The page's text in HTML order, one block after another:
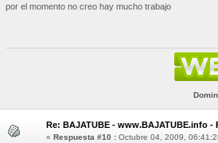
por el momento no creo hay mucho trabajo
Re: BAJATUBE - www.BAJATUBE.info -
« Respuesta #10 : Octubre 04, 2009,